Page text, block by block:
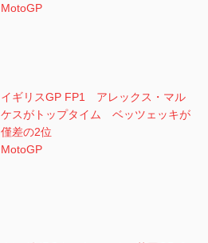
MotoGP
イギリスGP FP1 アレックス・マル
ケスがトップタイム ベッツェッキが
僅差の2位
MotoGP